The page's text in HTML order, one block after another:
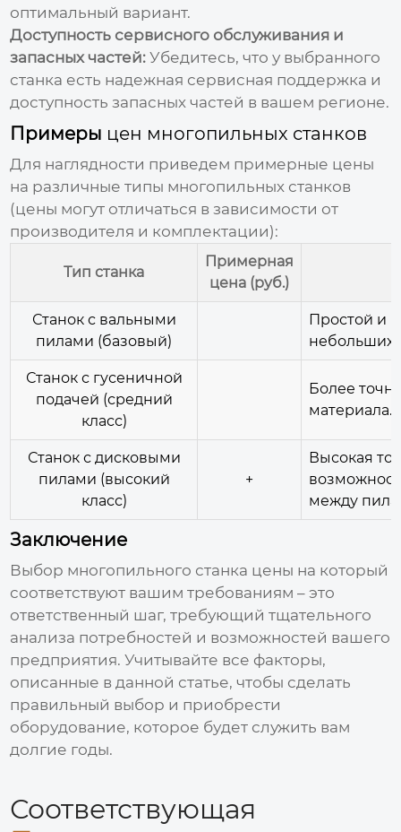
оптимальный вариант.
Доступность сервисного обслуживания и
запасных частей: Убедитесь, что у выбранного
станка есть надежная сервисная поддержка и
доступность запасных частей в вашем регионе.
Примеры цен многопильных станков
Для наглядности приведем примерные цены
на различные типы многопильных станков
(цены могут отличаться в зависимости от
производителя и комплектации):
Тип станка
Примерная
цена (руб.)
Станок с вальными
пилами (базовый)
Простой и
небольших
Станок с гусеничной
подачей (средний
класс)
Более
материала.
Станок с дисковыми
пилами (высокий
класс)
+
Высокая
между
Заключение
Выбор многопильного станка цены на который
соответствуют вашим требованиям – это
ответственный шаг, требующий тщательного
анализа потребностей и возможностей вашего
предприятия. Учитывайте все факторы,
описанные в данной статье, чтобы сделать
правильный выбор и приобрести
оборудование, которое будет служить вам
долгие годы.
Соответствующая